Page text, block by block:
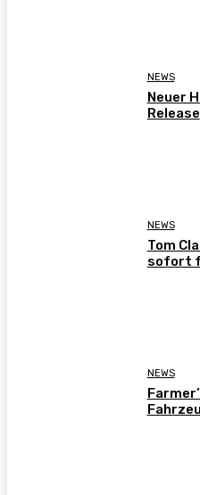
NEWS
Neuer
Release
NEWS
Tom
sofort
NEWS